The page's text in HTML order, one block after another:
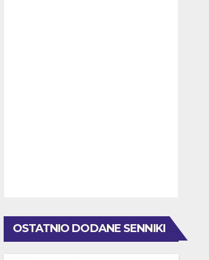
OSTATNIO DODANE SENNIKI